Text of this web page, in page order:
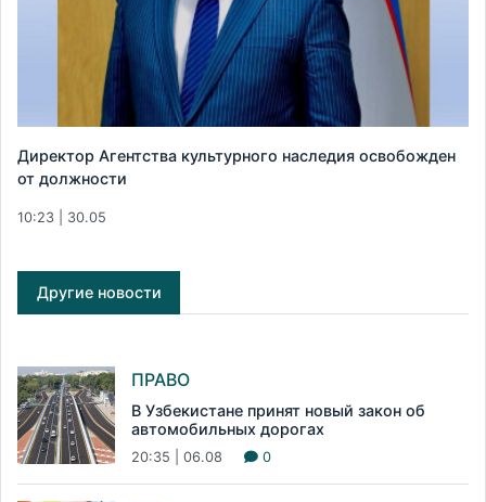
Директор Агентства культурного наследия освобожден
от должности
10:23 | 30.05
Другие новости
ПРАВО
В Узбекистане принят новый закон об
автомобильных дорогах
20:35 | 06.08 0